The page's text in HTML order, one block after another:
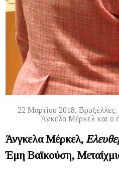
22 Μαρτίου 2018,
Άγκελα Μέρκελ και ο
Άνγκελα Μέρκελ,
Έμη Βαϊκούση,